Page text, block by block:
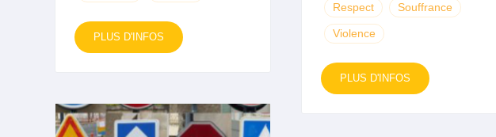
PLUS D'INFOS
Respect Souffrance
Violence
PLUS D'INFOS